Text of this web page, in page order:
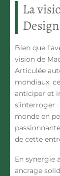
La
Design
Bien que
vision de
Articulée
mondiaux,
anticiper et
s’interroger
monde en
de cette
En synergie
ancrage